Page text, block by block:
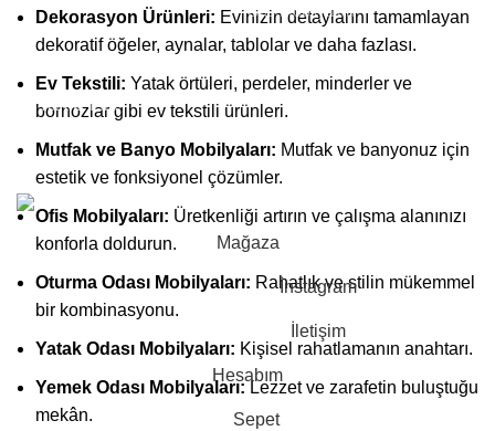
Dekorasyon Ürünleri: Evinizin detaylarını tamamlayan
dekoratif öğeler, aynalar, tablolar ve daha fazlası.
Ev Tekstili: Yatak örtüleri, perdeler, minderler ve
bornozlar gibi ev tekstili ürünleri.
Mutfak ve Banyo Mobilyaları: Mutfak ve banyonuz için
estetik ve fonksiyonel çözümler.
Ofis Mobilyaları: Üretkenliği artırın ve çalışma alanınızı
konforla doldurun.
Oturma Odası Mobilyaları: Rahatlık ve stilin mükemmel
bir kombinasyonu.
Yatak Odası Mobilyaları: Kişisel rahatlamanın anahtarı.
Yemek Odası Mobilyaları:Lezzet ve zarafetin buluştuğu
mekân.
Bahçe
Ofis Mobilyaları
Takip Et :
2023-2024 CREATED BY |Astorm Home Design| Tüm Hakları
Saklıdır. |En Soft | Tarafından Yapıldı.
Mağaza
İnstagram
İletişim
Hesabım
Sepet